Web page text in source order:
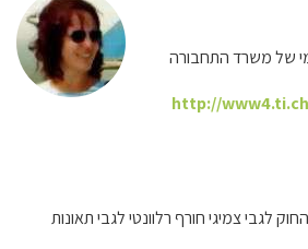
של משרד התחבורה
http://
לגבי צמיגי חורף רלוונטי לגבי תאונות